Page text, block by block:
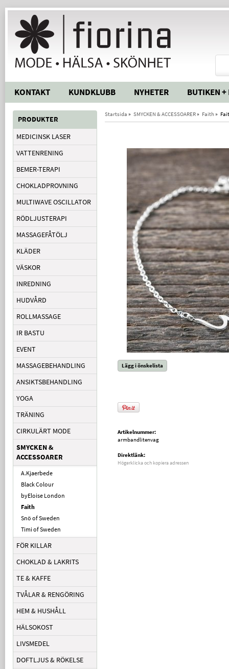
KONTAKT KUNDKLUBB NYHETER BUTIKEN +
PRODUKTER
MEDICINSK LASER
VATTENRENING
BEMER-TERAPI
CHOKLADPROVNING
MULTIWAVE OSCILLATOR
RÖDLJUSTERAPI
MASSAGEFÅTÖLJ
KLÄDER
VÄSKOR
INREDNING
HUDVÅRD
ROLLMASSAGE
IR BASTU
EVENT
MASSAGEBEHANDLING
ANSIKTSBEHANDLING
YOGA
TRÄNING
CIRKULÄRT MODE
SMYCKEN &
ACCESSOARER
A.Kjaerbede
Black Colour
byEloise London
Faith
Snö of Sweden
Timi of Sweden
FÖR KILLAR
CHOKLAD & LAKRITS
TE & KAFFE
TVÅLAR & RENGÖRING
HEM & HUSHÅLL
HÄLSOKOST
LIVSMEDEL
DOFTLJUS & RÖKELSE
Startsida » SMYCKEN & ACCESSOARER» Faith»
Lägg i önskelista
Artikelnummer:
armbandlitenvag
Direktlänk:
Högerklicka och kopiera adressen